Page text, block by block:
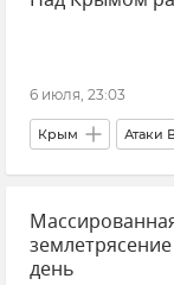
6 июля, 23:03
Крым Атаки
Безопасность
ПВО
Новости Крыма
день